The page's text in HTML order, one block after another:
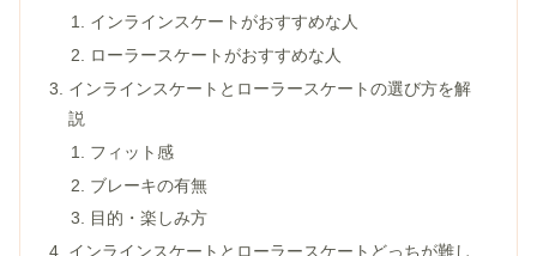
インラインスケートがおすすめな人
ローラースケートがおすすめな人
インラインスケートとローラースケートの選び方を解
説
フィット感
ブレーキの有無
目的・楽しみ方
インラインスケートとローラースケートどっちが難し